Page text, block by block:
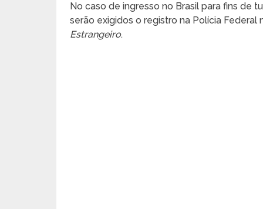
No caso de ingresso no Brasil para fins de
serão exigidos o registro na Polícia
Estrangeiro.